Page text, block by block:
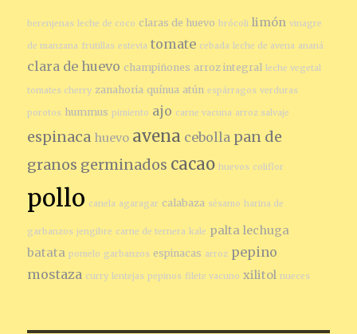
berenjenas leche de coco claras de huevo brócoli limón vinagre
de manzana frutillas estevia tomate cebada leche de avena ananá
clara de huevo champiñones arroz integral leche vegetal
tomates cherry zanahoria quínua atún espárragos verduras
porotos hummus pimiento ajo carne vacuna arroz salvaje
espinaca huevo avena cebolla pan de
granos germinados cacao huevos coliflor
pollo canela agaragar calabaza sésamo harina de
garbanzos jengibre carne de ternera kale palta lechuga
batata pomelo garbanzos espinacas arroz pepino
mostaza curry lentejas pepinos filete vacuno xilitol nueces